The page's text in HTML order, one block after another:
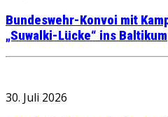
Bundeswehr-Konvoi mit
„Suwalki-Lücke“ ins Baltikum
30. Juli 2026